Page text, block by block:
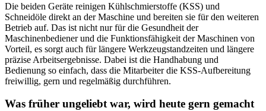
Die beiden Geräte reinigen Kühlschmierstoffe (KSS) und
Schneidöle direkt an der Maschine und bereiten sie für den weite­ren
Betrieb auf. Das ist nicht nur für die Gesundheit der
Maschinenbediener und die Funktionsfähigkeit der Maschinen von
Vorteil, es sorgt auch für längere Werkzeugstandzeiten und längere
präzise Arbeitsergebnisse. Dabei ist die Handhabung und
Bedienung so einfach, dass die Mitarbeiter die KSS-Aufbereitung
freiwillig, gern und regelmäßig durchführen.
Was früher ungeliebt war, wird heute gern gemacht